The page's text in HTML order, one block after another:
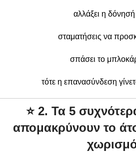
αλλάξει η
σταματήσεις να
σπάσει το
τότε η επανασύνδεση
⭐ 2. Τα 5
απομακρύνουν το